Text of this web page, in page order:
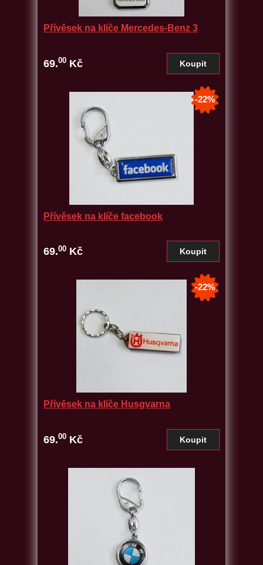
Přívěsek na klíče Mercedes-Benz 3
69.00 Kč
Přívěsek na klíče facebook
69.00 Kč
-22%
Přívěsek na klíče Husgvarna
69.00 Kč
-22%